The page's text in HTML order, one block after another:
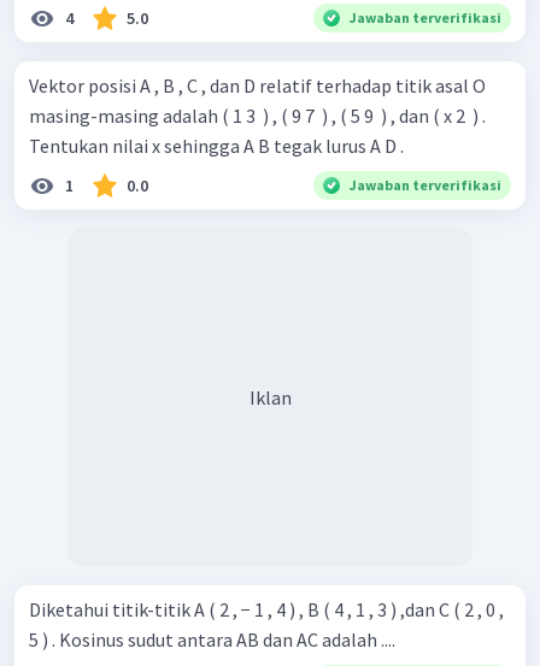
θ
Pada segiempat ABCD terlihat dua pasang sisinya sama
AB DC BC = AD
dan sudut antara sudut antar sisi yang berdekatannya siku-
siku.
Dengan demikian, segi empatABCD adalah bangun
geometri persegi panjang.
4 5.0 Jawaban terverifikasi
Vektor posisi A , B , C , dan D relatif terhadap titik asal O
masing-masing adalah ( 1 3 ​ ) , ( 9 7 ​ ) , ( 5 9 ​ ) , dan ( x 2 ​ ) .
Tentukan nilai x sehingga A B tegak lurus A D .
1 0.0 Jawaban terverifikasi
Iklan
Diketahui titik-titik A ( 2 , − 1 , 4 ) , B ( 4 , 1 , 3 ) ,dan C ( 2 , 0 ,
5 ) . Kosinus sudut antara AB dan AC adalah ....